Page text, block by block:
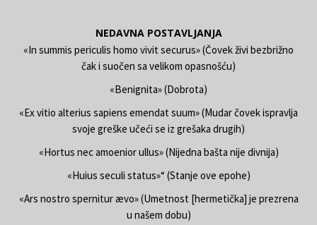
NEDAVNA POSTAVLJANJA
«In summis periculis homo vivit securus» (Čovek živi bezbrižno
čak i suočen sa velikom opasnošću)
«Benignita» (Dobrota)
«Ex vitio alterius sapiens emendat suum» (Mudar čovek ispravlja
svoje greške učeći se iz grešaka drugih)
«Hortus nec amoenior ullus» (Nijedna bašta nije divnija)
«Huius seculi status»“ (Stanje ove epohe)
«Ars nostro spernitur ævo» (Umetnost [hermetička] je prezrena
u našem dobu)